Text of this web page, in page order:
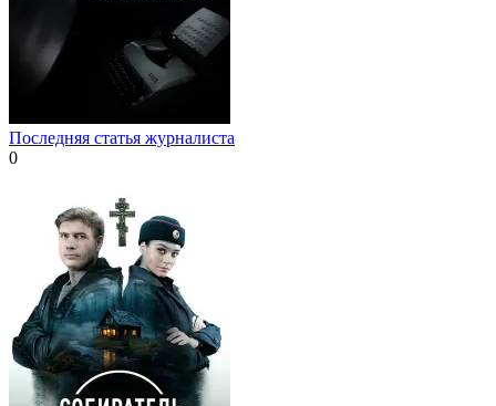
Последняя статья журналиста
0